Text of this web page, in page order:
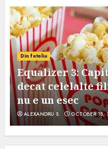
3 min read
Din fotoliu
Equalizer 3:
decat celelalte
nu e un esec
ALEXANDRU S. OCTOBER 18,